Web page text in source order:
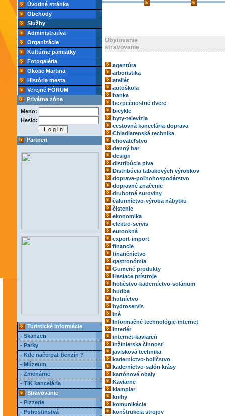
Úvodná stránka
Obchody
Služby
Administratíva
Organizácie
Kultúrne pamiatky
Fotogaléria
Okolie Martina
História mesta
Verejné FÓRUM
Privátna zóna
Meno:
Heslo:
Partneri
Turistické informácie
- Skanzen
- Parky
- Kde načerpať benzín ?
- Múzeum
- Zmenárne
- TIK kancelária
Stravovanie
- Pizzerie
- Pohostinstvá
Ubytovanie
stravovanie
agentúra
arboristika
ateliér
autoškola
banka
bezpečnostné dvere
bicykle
byty-televízia
cestovná kancelária-doprava
Chladiarenská technika
chovateľstvo
denný bar
design
distribúcia piva
Distribúcia tabakových výrobkov
doprava-poľnohospodárstvo
dopravné značenie
druhotné suroviny
čalunníctvo-výroba nábytku
čistenie
ekonomika
elektro-servis
eurookná
export-import
financie
finančníctvo
gastronómia
Gumené produkty
Hasiace prístroje
holičstvo-kaderníctvo-solárium
hudba
hutníctvo
hydroservis
iné
Informačné technológie-internet
interiér
internet-kaviareň
inžinierska činnosť
javisková technika
kaderníctvo-holičstvo
kaderníctvo-salón krásy
kartónové obaly
Kaviarne
klampiar
knihy
komunikácie
konštrukcia strojov